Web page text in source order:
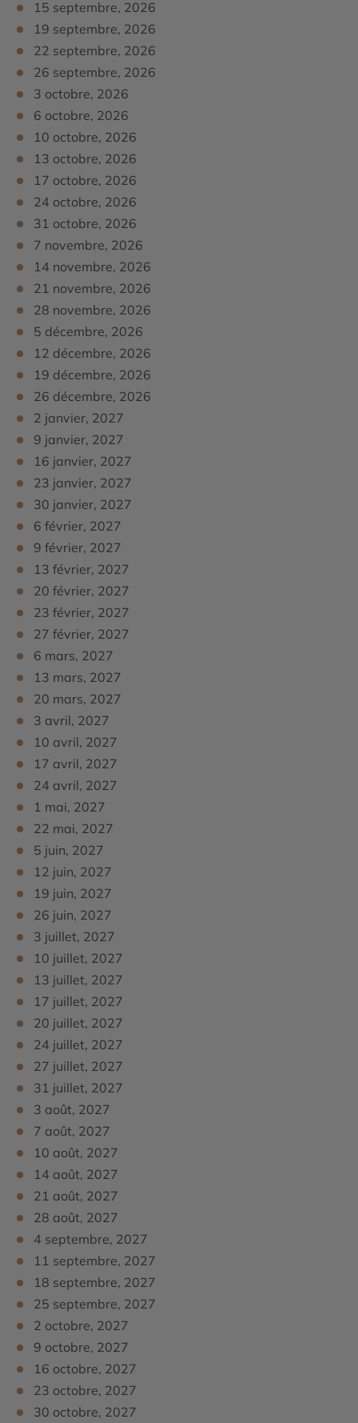
15 septembre, 2026
19 septembre, 2026
22 septembre, 2026
26 septembre, 2026
3 octobre, 2026
6 octobre, 2026
10 octobre, 2026
13 octobre, 2026
17 octobre, 2026
24 octobre, 2026
31 octobre, 2026
7 novembre, 2026
14 novembre, 2026
21 novembre, 2026
28 novembre, 2026
5 décembre, 2026
12 décembre, 2026
19 décembre, 2026
26 décembre, 2026
2 janvier, 2027
9 janvier, 2027
16 janvier, 2027
23 janvier, 2027
30 janvier, 2027
6 février, 2027
9 février, 2027
13 février, 2027
20 février, 2027
23 février, 2027
27 février, 2027
6 mars, 2027
13 mars, 2027
20 mars, 2027
3 avril, 2027
10 avril, 2027
17 avril, 2027
24 avril, 2027
1 mai, 2027
22 mai, 2027
5 juin, 2027
12 juin, 2027
19 juin, 2027
26 juin, 2027
3 juillet, 2027
10 juillet, 2027
13 juillet, 2027
17 juillet, 2027
20 juillet, 2027
24 juillet, 2027
27 juillet, 2027
31 juillet, 2027
3 août, 2027
7 août, 2027
10 août, 2027
14 août, 2027
21 août, 2027
28 août, 2027
4 septembre, 2027
11 septembre, 2027
18 septembre, 2027
25 septembre, 2027
2 octobre, 2027
9 octobre, 2027
16 octobre, 2027
23 octobre, 2027
30 octobre, 2027